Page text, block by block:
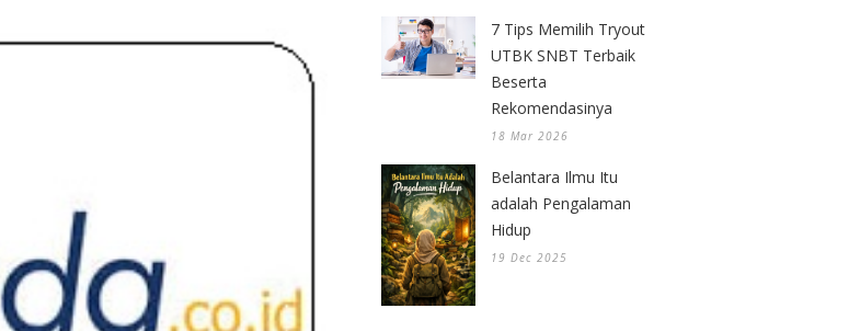
7 Tips Memilih Tryout
UTBK SNBT Terbaik
Beserta
Rekomendasinya
18 Mar 2026
Belantara Ilmu Itu
adalah Pengalaman
Hidup
19 Dec 2025